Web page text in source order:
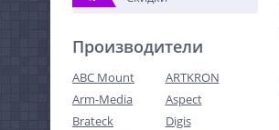
Производители
ABC Mount
ARTKRON
Arm-Media
Aspect
Brateck
Digis